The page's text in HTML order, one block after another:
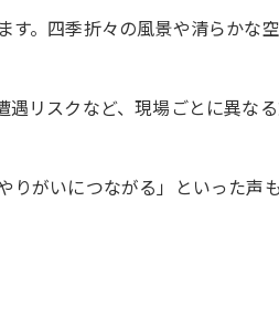
。四季折々の風景や清らかな
リスクなど、現場ごとに異な
りがいにつながる」といった声